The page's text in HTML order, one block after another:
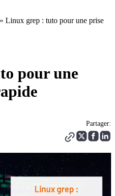
» Linux grep : tuto pour une prise
pour une
Partager: